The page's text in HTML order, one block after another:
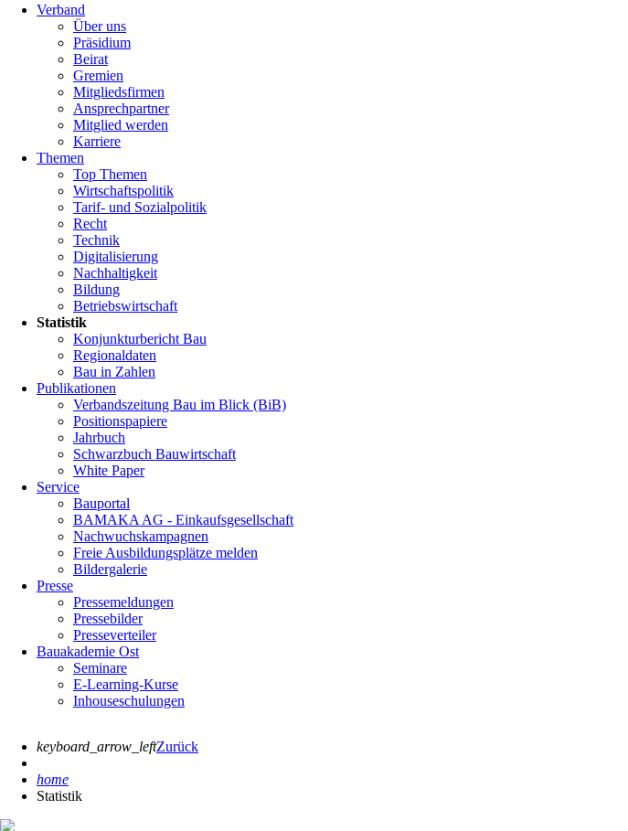
Verband
Über uns
Präsidium
Beirat
Gremien
Mitgliedsfirmen
Ansprechpartner
Mitglied werden
Karriere
Themen
Top Themen
Wirtschaftspolitik
Tarif- und Sozialpolitik
Recht
Technik
Digitalisierung
Nachhaltigkeit
Bildung
Betriebswirtschaft
Statistik
Konjunkturbericht Bau
Regionaldaten
Bau in Zahlen
Publikationen
Verbandszeitung Bau im Blick (BiB)
Positionspapiere
Jahrbuch
Schwarzbuch Bauwirtschaft
White Paper
Service
Bauportal
BAMAKA AG - Einkaufsgesellschaft
Nachwuchskampagnen
Freie Ausbildungsplätze melden
Bildergalerie
Presse
Pressemeldungen
Pressebilder
Presseverteiler
Bauakademie Ost
Seminare
E-Learning-Kurse
Inhouseschulungen
keyboard_arrow_leftZurück
home
Statistik